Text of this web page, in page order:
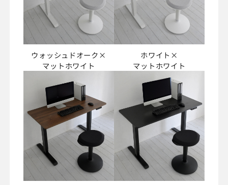
ウォッシュドオーク×
マットホワイト
ホワイト×
マットホワイト